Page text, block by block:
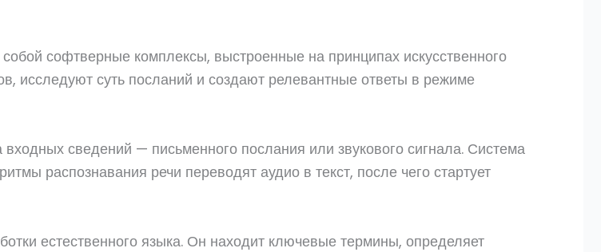
софтверные комплексы, выстроенные на принципах искусственного
исследуют суть посланий и создают релевантные ответы в режиме
сведений — письменного послания или звукового сигнала. Система
распознавания речи переводят аудио в текст, после чего стартует
естественного языка. Он находит ключевые термины, определяет